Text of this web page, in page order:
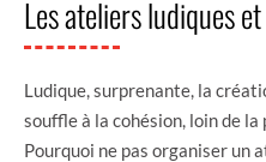
Les ateliers ludiques
Ludique, surprenante, la
souffle à la cohésion, loin de la
Pourquoi ne pas organiser un